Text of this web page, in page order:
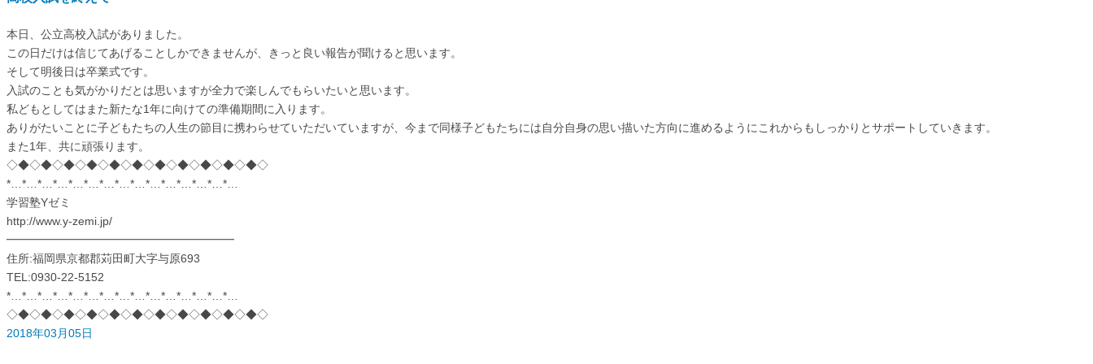
本日、公立高校入試がありました。
この日だけは信じてあげることしかできませんが、きっと良い報告が聞けると思います。
そして明後日は卒業式です。
入試のことも気がかりだとは思いますが全力で楽しんでもらいたいと思います。
私どもとしてはまた新たな1年に向けての準備期間に入ります。
ありがたいことに子どもたちの人生の節目に携わらせていただいていますが、今まで同様子どもたちには自分自身の思い描いた方向に進めるようにこれからもしっかりとサポートしていきます。
また1年、共に頑張ります。
◇◆◇◆◇◆◇◆◇◆◇◆◇◆◇◆◇◆◇◆◇◆◇
*…*…*…*…*…*…*…*…*…*…*…*…*…*…*…
学習塾Yゼミ
http://www.y-zemi.jp/
━━━━━━━━━━━━━━━━━━━━
住所:福岡県京都郡苅田町大字与原693
TEL:0930-22-5152
*…*…*…*…*…*…*…*…*…*…*…*…*…*…*…
◇◆◇◆◇◆◇◆◇◆◇◆◇◆◇◆◇◆◇◆◇◆◇
2018年03月05日